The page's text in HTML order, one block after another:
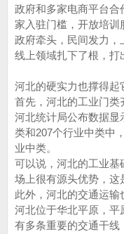
政府和多家电商平台
家入驻门槛，开放培训
政府牵头，民间发力，
线上领域扎下了根，打
河北的硬实力也撑得起
首先，河北的工业门类
河北统计局公布数据显
类和207个行业中类中
业中类。
可以说，河北的工业
场上很有源头优势，这
此外，河北的交通运输
河北位于华北平原，平
有多条重要的交通干